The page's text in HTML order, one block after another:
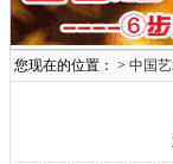
您现在的位置： > 中国